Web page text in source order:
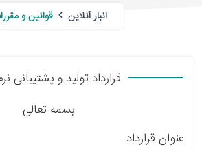
انبار آنلاین قوانین و
قرارداد تولید و پشتیبانی
بسمه تعالی
عنوان قرارداد